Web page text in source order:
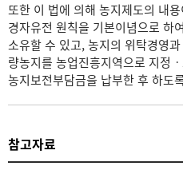
또한 이 법에 의해 농지제도의 내
경자유전 원칙을 기본이념으로 하
소유할 수 있고, 농지의 위탁경영
량농지를 농업진흥지역으로 지정
농지보전부담금을 납부한 후 하도
참고자료